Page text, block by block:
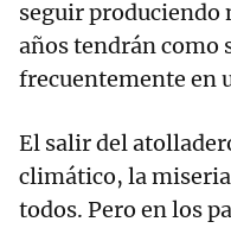
seguir produciendo
años tendrán como
frecuentemente en
El salir del
climático, la miseria
todos. Pero en los